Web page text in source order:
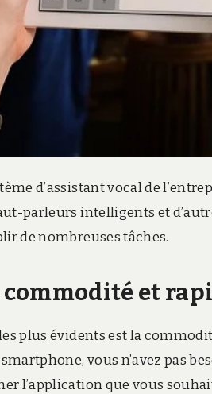
d’assistant vocal de
parleurs intelligents et
de nombreuses tâches.
commodité et
les plus évidents est la
vous n’avez pas
l’application que vous